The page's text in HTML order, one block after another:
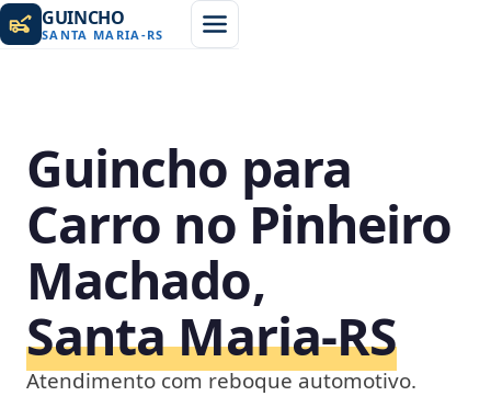
GUINCHO
SANTA MARIA -RS
Guincho para
Carro no Pinheiro
Machado,
Santa Maria‑RS
Atendimento com reboque automotivo.